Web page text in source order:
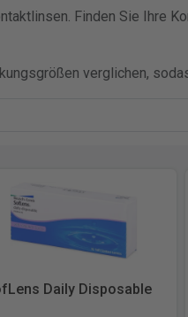
Finden Sie Ihre
verglichen,
Daily Disposable